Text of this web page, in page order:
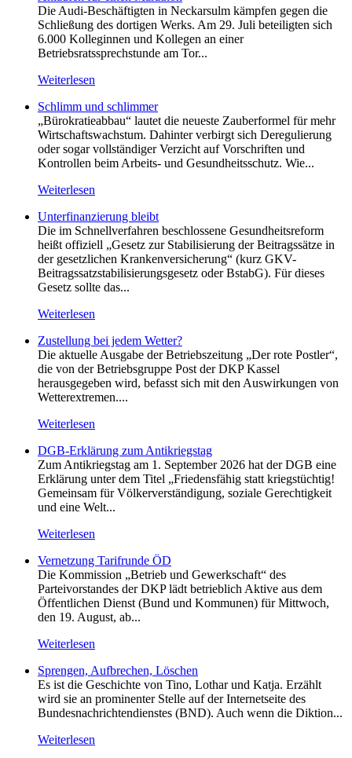
Die Audi-Beschäftigten in Neckarsulm kämpfen gegen die
Schließung des dortigen Werks. Am 29. Juli beteiligten sich
6.000 Kolleginnen und Kollegen an einer
Betriebsratssprechstunde am Tor...
Weiterlesen
Schlimm und schlimmer
„Bürokratieabbau“ lautet die neueste Zauberformel für mehr
Wirtschaftswachstum. Dahinter verbirgt sich Deregulierung
oder sogar vollständiger Verzicht auf Vorschriften und
Kontrollen beim Arbeits- und Gesundheitsschutz. Wie...
Weiterlesen
Unterfinanzierung bleibt
Die im Schnellverfahren beschlossene Gesundheitsreform
heißt offiziell „Gesetz zur Stabilisierung der Beitragssätze in
der gesetzlichen Krankenversicherung“ (kurz GKV-
Beitragssatzstabilisierungsgesetz oder BstabG). Für dieses
Gesetz sollte das...
Weiterlesen
Zustellung bei jedem Wetter?
Die aktuelle Ausgabe der Betriebszeitung „Der rote Postler“,
die von der Betriebsgruppe Post der DKP Kassel
herausgegeben wird, befasst sich mit den Auswirkungen von
Wetterextremen....
Weiterlesen
DGB-Erklärung zum Antikriegstag
Zum Antikriegstag am 1. September 2026 hat der DGB eine
Erklärung unter dem Titel „Friedensfähig statt kriegstüchtig!
Gemeinsam für Völkerverständigung, soziale Gerechtigkeit
und eine Welt...
Weiterlesen
Vernetzung Tarifrunde ÖD
Die Kommission „Betrieb und Gewerkschaft“ des
Parteivorstandes der DKP lädt betrieblich Aktive aus dem
Öffentlichen Dienst (Bund und Kommunen) für Mittwoch,
den 19. August, ab...
Weiterlesen
Sprengen, Aufbrechen, Löschen
Es ist die Geschichte von Tino, Lothar und Katja. Erzählt
wird sie an prominenter Stelle auf der Internetseite des
Bundesnachrichtendienstes (BND). Auch wenn die Diktion...
Weiterlesen